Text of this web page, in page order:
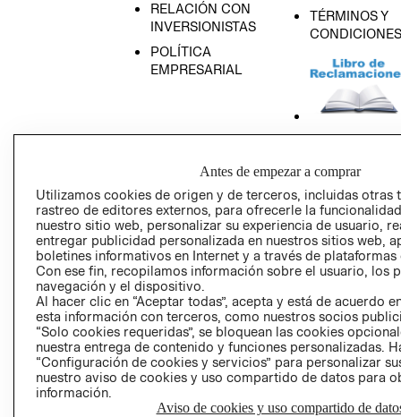
RELACIÓN CON
INVERSIONISTAS
POLÍTICA
EMPRESARIAL
TÉRMINOS Y
CONDICIONES
PRIVACIDAD
GIFT CARD
AVISO DE
Perú (S/)
CAMBIAR REGIÓN
Antes de empezar a comprar
Utilizamos cookies de origen y de terceros, incluidas otras
rastreo de editores externos, para ofrecerle la
nuestro sitio web, personalizar su experiencia de usuario,
entregar publicidad personalizada en nuestros sitios web,
boletines informativos en Internet y a través de plataformas
Con ese fin, recopilamos información sobre el usuario, los
navegación y el dispositivo.
Al hacer clic en “Aceptar todas”, acepta y está de acuerdo
esta información con terceros, como nuestros socios
“Solo cookies requeridas”, se bloquean las cookies
nuestra entrega de contenido y funciones personalizadas.
“Configuración de cookies y servicios” para personalizar
nuestro aviso de cookies y uso compartido de datos para
información.
Aviso de cookies y uso compartido de